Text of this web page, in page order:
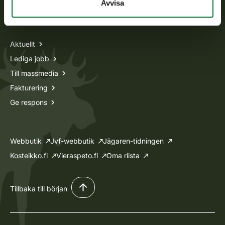
Avvisa
Information om oss
Aktuellt
Lediga jobb
Till massmedia
Fakturering
Ge respons
Webbutik Jvf-webbutik
Jägaren-tidningen
Kosteikko.fi
Vieraspeto.fi Oma riista
Tillbaka till början